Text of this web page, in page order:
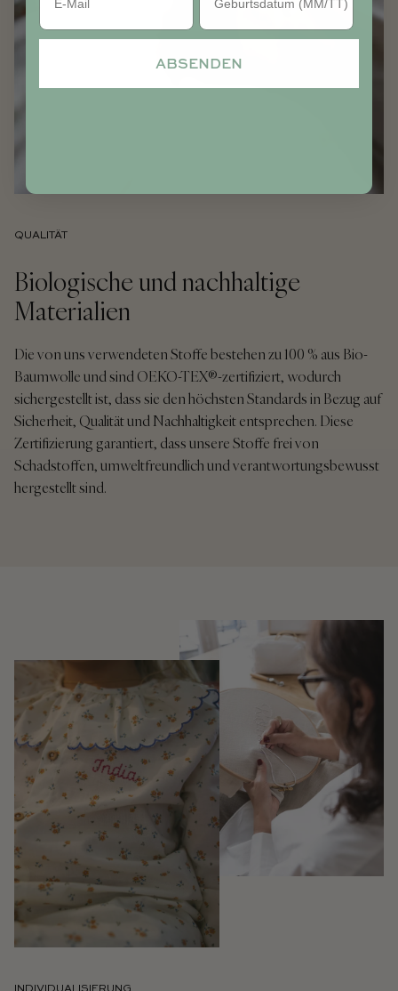
QUALITÄT
Biologische und nachhaltige
Materialien
Die von uns verwendeten Stoffe bestehen zu 100 % aus Bio-
Baumwolle und sind OEKO-TEX®-zertifiziert, wodurch
sichergestellt ist, dass sie den höchsten Standards in Bezug auf
Sicherheit, Qualität und Nachhaltigkeit entsprechen. Diese
Zertifizierung garantiert, dass unsere Stoffe frei von
Schadstoffen, umweltfreundlich und verantwortungsbewusst
hergestellt sind.
ABSENDEN